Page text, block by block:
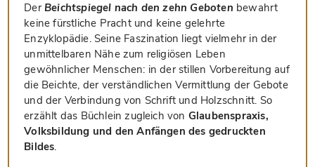
Der Beichtspiegel nach den zehn Geboten bewahrt
keine fürstliche Pracht und keine gelehrte
Enzyklopädie. Seine Faszination liegt vielmehr in der
unmittelbaren Nähe zum religiösen Leben
gewöhnlicher Menschen: in der stillen Vorbereitung auf
die Beichte, der verständlichen Vermittlung der Gebote
und der Verbindung von Schrift und Holzschnitt. So
erzählt das Büchlein zugleich von Glaubenspraxis,
Volksbildung und den Anfängen des gedruckten
Bildes.